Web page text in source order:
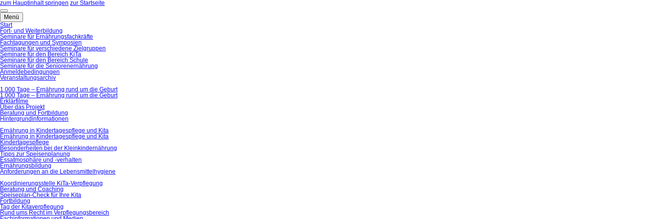
zum Hauptinhalt springen zur Startseite
Menü
Start
Fort- und Weiterbildung
Seminare für Ernährungsfachkräfte
Fachtagungen und Symposien
Seminare für verschiedene Zielgruppen
Seminare für den Bereich KiTa
Seminare für den Bereich Schule
Seminare für die Seniorenernährung
Anmeldebedingungen
Veranstaltungsarchiv
1.000 Tage – Ernährung rund um die Geburt
1.000 Tage – Ernährung rund um die Geburt
Erklärfilme
Über das Projekt
Beratung und Fortbildung
Hintergrundinformationen
Ernährung in Kindertagespflege und Kita
Ernährung in Kindertagespflege und Kita
Kindertagespflege
Besonderheiten bei der Kleinkindernährung
Tipps zur Speisenplanung
Essatmosphäre und -verhalten
Ernährungsbildung
Anforderungen an die Lebensmittelhygiene
Koordinierungsstelle KiTa-Verpflegung
Beratung und Coaching
Speiseplan-Check für Ihre Kita
Fortbildung
Tag der Kitaverpflegung
Rund ums Recht im Verpflegungsbereich